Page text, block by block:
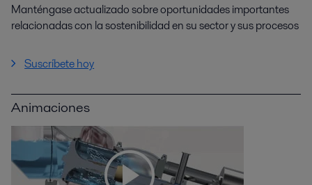
Manténgase actualizado sobre oportunidades importantes
relacionadas con la sostenibilidad en su sector y sus procesos
Suscríbete hoy
Animaciones